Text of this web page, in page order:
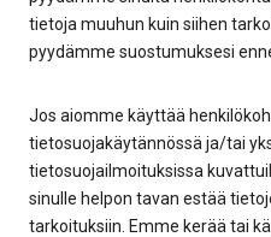
tietoja muuhun kuin siihen
pyydämme suostumuksesi
Jos aiomme käyttää
tietosuojakäytännössä ja/tai
tietosuojailmoituksissa
sinulle helpon tavan estää
tarkoituksiin. Emme kerää tai